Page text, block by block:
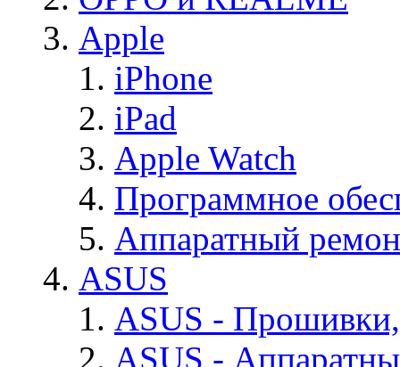
Apple
iPhone
iPad
Apple Watch
Программное
Аппаратный
ASUS
ASUS -
ASUS -